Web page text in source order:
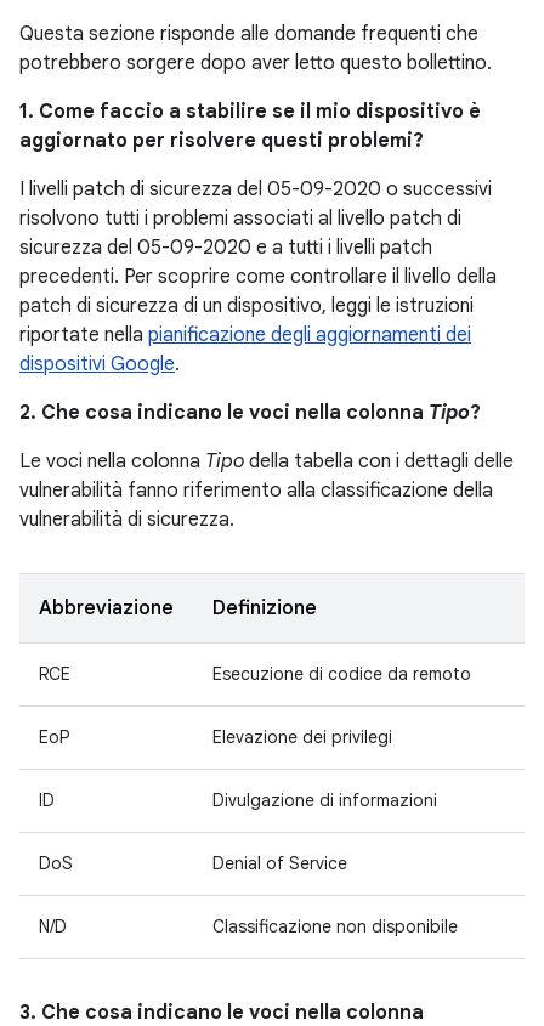
Questa sezione risponde alle domande frequenti che
potrebbero sorgere dopo aver letto questo bollettino.
1. Come faccio a stabilire se il mio dispositivo è
aggiornato per risolvere questi problemi?
I livelli patch di sicurezza del 05-09-2020 o successivi
risolvono tutti i problemi associati al livello patch di
sicurezza del 05-09-2020 e a tutti i livelli patch
precedenti. Per scoprire come controllare il livello della
patch di sicurezza di un dispositivo, leggi le istruzioni
riportate nella pianificazione degli aggiornamenti dei
dispositivi Google.
2. Che cosa indicano le voci nella colonna Tipo?
Le voci nella colonna Tipo della tabella con i dettagli delle
vulnerabilità fanno riferimento alla classificazione della
vulnerabilità di sicurezza.
Abbreviazione Definizione
RCE Esecuzione di codice da remoto
EoP Elevazione dei privilegi
ID Divulgazione di informazioni
DoS Denial of Service
N/D Classificazione non disponibile
3. Che cosa indicano le voci nella colonna